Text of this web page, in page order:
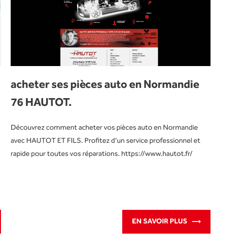
acheter ses pièces auto en Normandie
76 HAUTOT.
Découvrez comment acheter vos pièces auto en Normandie
avec HAUTOT ET FILS. Profitez d’un service professionnel et
rapide pour toutes vos réparations. https://www.hautot.fr/
EN SAVOIR PLUS